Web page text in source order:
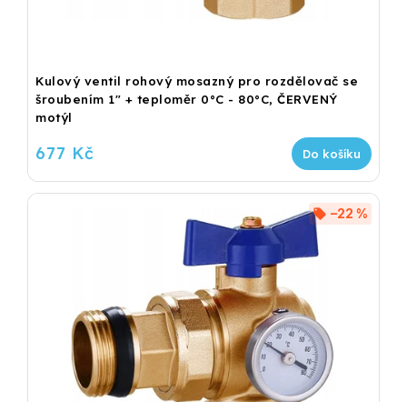
Kulový ventil rohový mosazný pro rozdělovač se
šroubením 1" + teploměr 0°C - 80°C, ČERVENÝ
motýl
677 Kč Do košíku
–22 %